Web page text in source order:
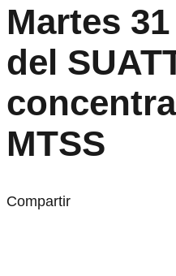
Martes
del
MTSS
Compartir